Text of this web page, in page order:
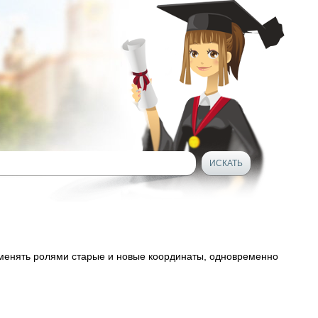
ролями старые и новые координаты, одновременно